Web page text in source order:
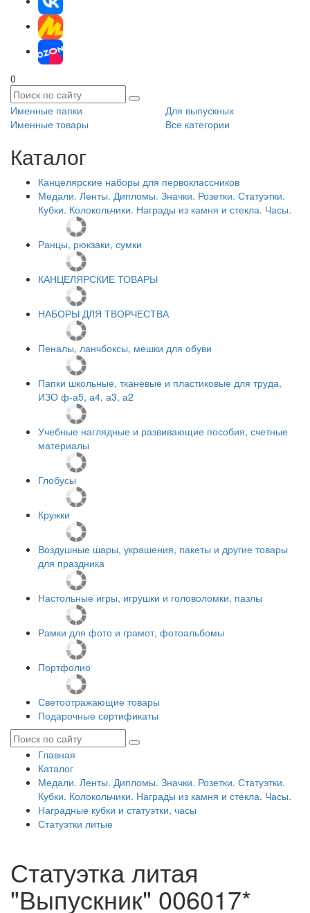
0
Именные папки
Для выпускных
Именные товары
Все категории
Каталог
Канцелярские наборы для первоклассников
Медали. Ленты. Дипломы. Значки. Розетки. Статуэтки.
Кубки. Колокольчики. Награды из камня и стекла. Часы.
Ранцы, рюкзаки, сумки
КАНЦЕЛЯРСКИЕ ТОВАРЫ
НАБОРЫ ДЛЯ ТВОРЧЕСТВА
Пеналы, ланчбоксы, мешки для обуви
Папки школьные, тканевые и пластиковые для труда,
ИЗО ф-а5, а4, а3, а2
Учебные наглядные и развивающие пособия, счетные
материалы
Глобусы
Кружки
Воздушные шары, украшения, пакеты и другие товары
для праздника
Настольные игры, игрушки и головоломки, пазлы
Рамки для фото и грамот, фотоальбомы
Портфолио
Светоотражающие товары
Подарочные сертификаты
Главная
Каталог
Медали. Ленты. Дипломы. Значки. Розетки. Статуэтки.
Кубки. Колокольчики. Награды из камня и стекла. Часы.
Наградные кубки и статуэтки, часы
Статуэтки литые
Статуэтка литая
"Выпускник" 006017*